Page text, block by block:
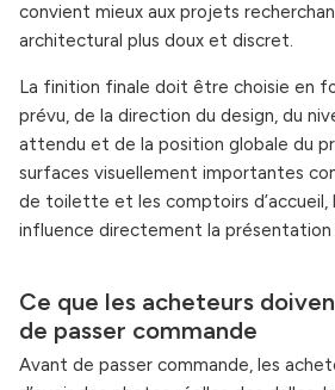
convient mieux aux projets
architectural plus doux et discret.
La finition finale doit être choisie en
prévu, de la direction du design, du
attendu et de la position globale du
surfaces visuellement importantes
de toilette et les comptoirs d’accueil,
influence directement la présentation
Ce que les acheteurs
de passer commande
Avant de passer commande, les